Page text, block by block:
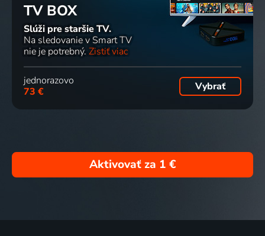
TV BOX
Slúži pre staršie TV.
Na sledovanie v Smart TV
nie je potrebný. Zistiť viac
jednorazovo
73 €
Vybrať
Aktivovať za 1 €